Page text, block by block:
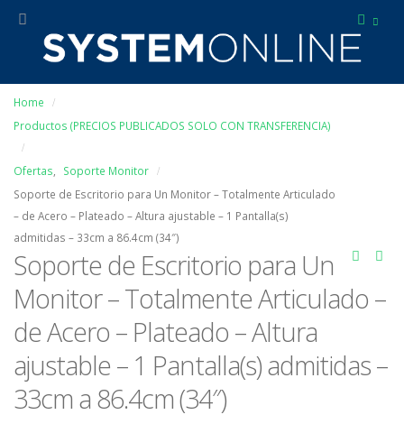
Home
Productos (PRECIOS PUBLICADOS SOLO CON TRANSFERENCIA)
Ofertas
Soporte Monitor
Soporte de Escritorio para Un Monitor – Totalmente Articulado
– de Acero – Plateado – Altura ajustable – 1 Pantalla(s)
admitidas – 33cm a 86.4cm (34″)
Soporte de Escritorio para Un
Monitor – Totalmente Articulado –
de Acero – Plateado – Altura
ajustable – 1 Pantalla(s) admitidas –
33cm a 86.4cm (34″)